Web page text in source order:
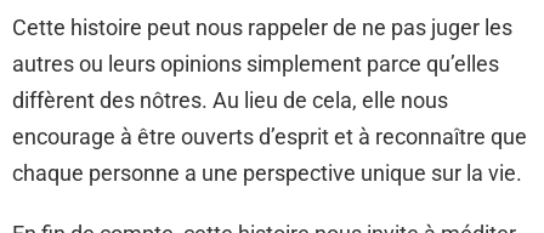
Cette histoire peut nous rappeler de ne pas juger les
autres ou leurs opinions simplement parce qu’elles
diffèrent des nôtres. Au lieu de cela, elle nous
encourage à être ouverts d’esprit et à reconnaître que
chaque personne a une perspective unique sur la vie.